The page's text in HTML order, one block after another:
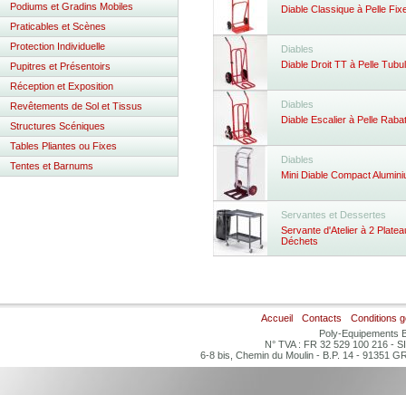
Diable Classique à Pelle
Diables
Diable Droit TT à Pelle
Diables
Diable Escalier à Pelle
Diables
Mini Diable Compact
Servantes et Dessertes
Servante d'Atelier à 2
Déchets
Podiums et Gradins Mobiles
Praticables et Scènes
Protection Individuelle
Pupitres et Présentoirs
Réception et Exposition
Revêtements de Sol et Tissus
Structures Scéniques
Tables Pliantes ou Fixes
Tentes et Barnums
Accueil Contacts
Conditions
Poly-Equipements
N° TVA : FR 32 529 100 216 -
6-8 bis, Chemin du Moulin - B.P. 14 - 91351